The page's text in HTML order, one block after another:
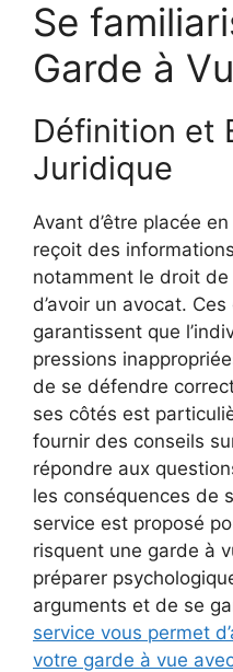
Se
Garde à
Définition et
Juridique
Avant d’être placée
reçoit des
notamment le droit
d’avoir un avocat.
garantissent que
pressions
de se défendre
ses côtés est
fournir des conseils
répondre aux
les conséquences de
service est proposé
risquent une garde à
préparer
arguments et de se
service vous permet
votre garde à vue